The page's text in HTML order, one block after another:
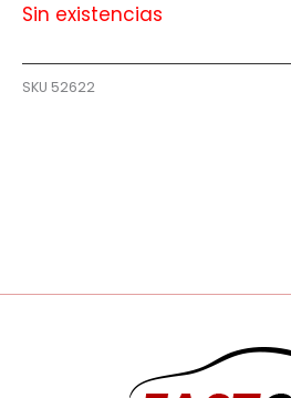
Sin existencias
SKU 52622